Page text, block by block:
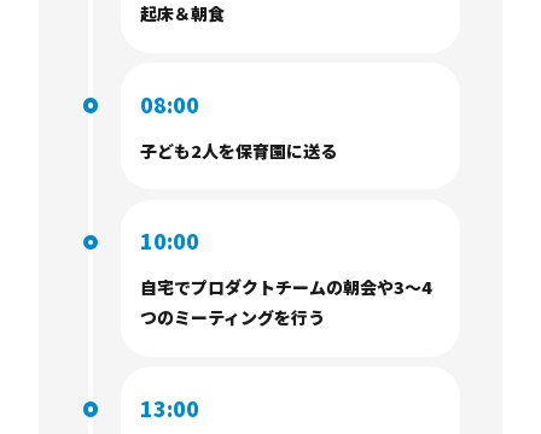
起床＆朝食
08:00
子ども2人を保育園に送る
10:00
自宅でプロダクトチームの朝会や3〜4
つのミーティングを行う
13:00